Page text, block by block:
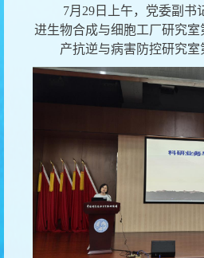
7月29日上午，党委副书
进生物合成与细胞工厂研究室
产抗逆与病害防控研究室